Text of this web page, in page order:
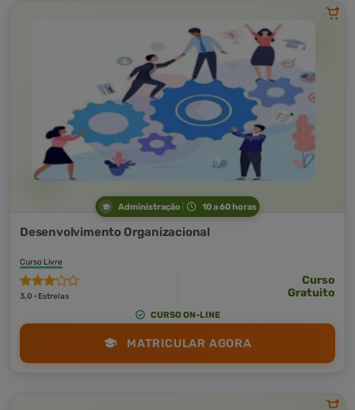
Administração 10 a 60 horas
Desenvolvimento Organizacional
Curso Livre
3,0 · Estrelas
Curso
Gratuito
CURSO ON-LINE
MATRICULAR AGORA